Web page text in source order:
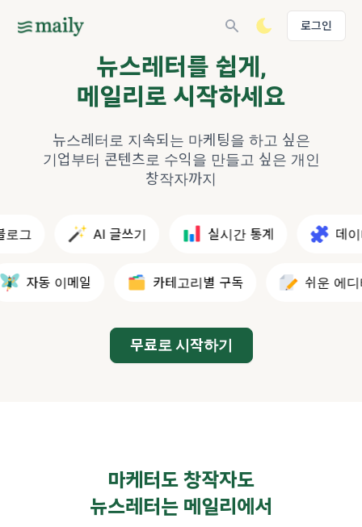
로그인
뉴스레터를 쉽게,
메일리로 시작하세요
뉴스레터로 지속되는 마케팅을 하고 싶은
기업부터 콘텐츠로 수익을 만들고 싶은 개인
창작자까지
그 AI 글쓰기 실시간 통계 데이
자동 이메일 카테고리별 구독 쉬운 에디터
무료로 시작하기
마케터도 창작자도
뉴스레터는 메일리에서